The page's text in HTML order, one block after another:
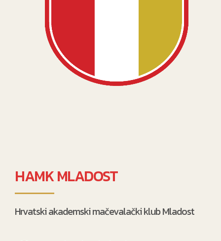
HAMK MLADOST
Hrvatski akademski mačevalački klub Mladost